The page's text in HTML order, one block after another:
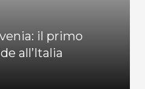
il primo
all’Italia